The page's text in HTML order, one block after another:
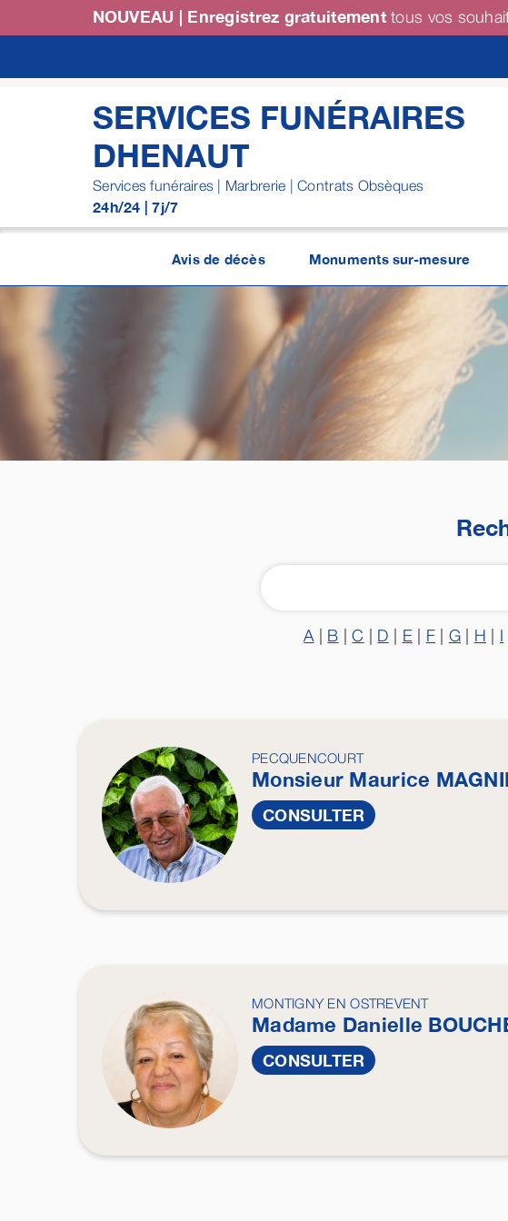
au
NOUVEAU | Enregistrez gratuitement tous vos
SERVICES FUNÉRAIRES
DHENAUT
Services funéraires | Marbrerie | Contrats Obsèques
24h/24 | 7j/7
Avis de décès Monuments sur-mesure
A| B |C D E| F| G H I
PECQUENCOURT
Monsieur Maurice
CONSULTER
MONTIGNY EN OSTREVENT
Madame Danielle
CONSULTER